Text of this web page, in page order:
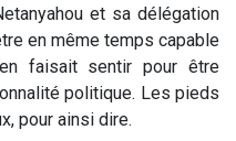
et sa délégation
en même temps capable
faisait sentir pour être
politique. Les pieds
pour ainsi dire.